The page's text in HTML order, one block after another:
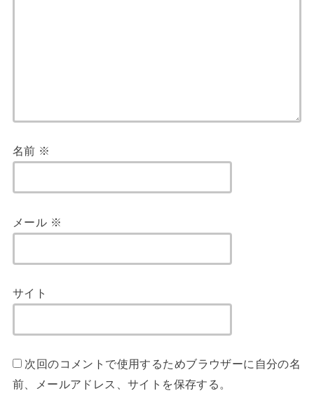
名前 ※
メール ※
サイト
次回のコメントで使用するためブラウザーに自分の名
前、メールアドレス、サイトを保存する。